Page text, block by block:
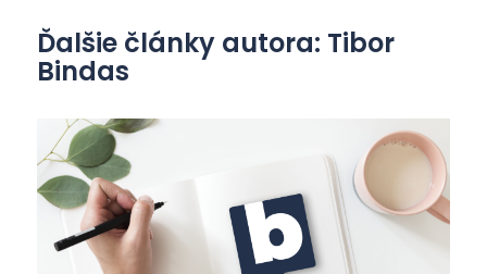
Ďalšie články autora: Tibor
Bindas